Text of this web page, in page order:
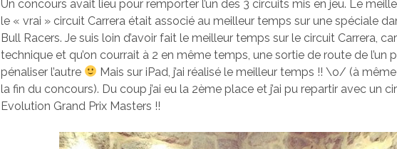
Un concours avait lieu pour remporter l’un des 3 circuits mis en jeu. Le
le « vrai » circuit Carrera était associé au meilleur temps sur une spéciale
Bull Racers. Je suis loin d’avoir fait le meilleur temps sur le circuit Carrera,
technique et qu’on courrait à 2 en même temps, une sortie de route de l’un
pénaliser l’autre
Mais sur iPad, j’ai réalisé le meilleur temps !! \o/ (à
la fin du concours). Du coup j’ai eu la 2ème place et j’ai pu repartir avec un
Evolution Grand Prix Masters !!